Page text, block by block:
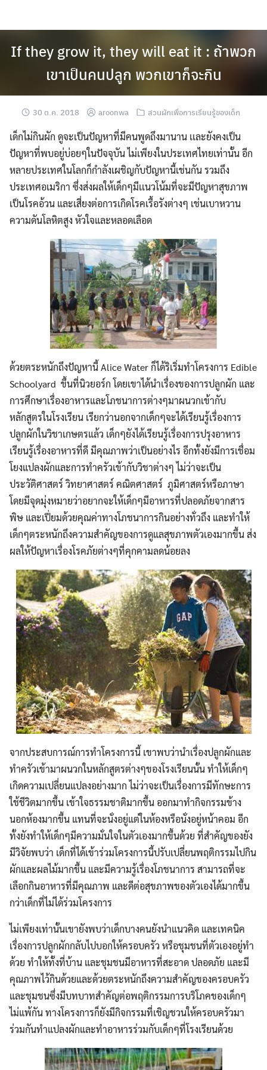
If they grow it, they will eat it : ถ้าพวก
เขาเป็นคนปลูก พวกเขาก็จะกิน
30 ต.ค. 2018 aroonwa สวนผักเพื่อการเรียนรู้ของเด็ก
เด็กไม่กินผัก ดูจะเป็นปัญหาที่มีคนพูดถึงมานาน เเละยังคงเป็น
ปัญหาที่พบอยู่บ่อยๆในปัจจุบัน ไม่เพียงในประเทศไทยเท่านั้น อีก
หลายประเทศในโลกก็กำลังเผชิญกับปัญหานี้เช่นกัน รวมถึง
ประเทศอเมริกา ซึ่งส่งผลให้เด็กๆมีเเนวโน้มที่จะมีปัญหาสุขภาพ
เป็นโรคอ้วน และเสี่ยงต่อการเกิดโรคเรื้อรังต่างๆ เช่นเบาหวาน
ความดันโลหิตสูง หัวใจและหลอดเลือด
ด้วยตระหนักถึงปัญหานี้ Alice Water ก็ได้ริเริ่มทำโครงการ Edible
Schoolyard ขึ้นที่นิวยอร์ก โดยเขาได้นำเรื่องของการปลูกผัก และ
การศึกษาเรื่องอาหารและโภชนาการต่างๆมาผนวกเข้ากับ
หลักสูตรในโรงเรียน เรียกว่านอกจากเด็กๆจะได้เรียนรู้เรื่องการ
ปลูกผักในวิชาเกษตรแล้ว เด็กๆยังได้เรียนรู้เรื่องการปรุงอาหาร
เรียนรู้เรื่องอาหารที่ดี มีคุณภาพว่าเป็นอย่างไร อีกทั้งยังมีการเชื่อม
โยงแปลงผักและการทำครัวเข้ากับวิชาต่างๆ ไม่ว่าจะเป็น
ประวัติศาสตร์ วิทยาศาสตร์ คณิตศาสตร์ ภูมิศาสตร์หรือภาษา
โดยมีจุดมุ่งหมายว่าอยากจะให้เด็กๆมีอาหารที่ปลอดภัยจากสาร
พิษ และเปี่ยมด้วยคุณค่าทางโภชนาการกินอย่างทั่วถึง และทำให้
เด็กๆตระหนักถึงความสำคัญของการดูแลสุขภาพตัวเองมากขึ้น ส่ง
ผลให้ปัญหาเรื่องโรคภัยต่างๆที่คุกคามลดน้อยลง
จากประสบการณ์การทำโครงการนี้ เขาพบว่านำเรื่องปลูกผักและ
ทำครัวเข้ามาผนวกในหลักสูตรต่างๆของโรงเรียนนั้น ทำให้เด็กๆ
เกิดความเปลี่ยนแปลงอย่างมาก ไม่ว่าจะเป็นเรื่องการมีทักษะการ
ใช้ชีวิตมากขึ้น เข้าใจธรรมชาติมากขึ้น ออกมาทำกิจกรรมข้าง
นอกห้องมากขึ้น แทนที่จะนั่งอยู่แต่ในห้องหรือนั่งอยู่หน้าคอม อีก
ทั้งยังทำให้เด็กๆมีความมั่นใจในตัวเองมากขึ้นด้วย ที่สำคัญของยัง
มีวิจัยพบว่า เด็กที่ได้เข้าร่วมโครงการนี้ปรับเปลี่ยนพฤติกรรมไปกิน
ผักและผลไม้มากขึ้น และมีความรู้เรื่องโภชนาการ สามารถที่จะ
เลือกกินอาหารที่มีคุณภาพ และดีต่อสุขภาพของตัวเองได้มากขึ้น
กว่าเด็กที่ไม่ได้ร่วมโครงการ
ไม่เพียงเท่านั้นเขายังพบว่าเด็กบางคนยังนำแนวคิด และเทคนิค
เรื่องการปลูกผักกลับไปบอกให้ครอบครัว หรือชุมชนที่ตัวเองอยู่ทำ
ด้วย ทำให้ทั้งที่บ้าน และชุมชนมีอาหารที่สะอาด ปลอดภัย และมี
คุณภาพไว้กินด้วยและด้วยตระหนักถึงความสำคัญของครอบครัว
และชุมชนซึ่งมีบทบาทสำคัญต่อพฤติกรรมการบริโภคของเด็กๆ
ไม่แพ้กัน ทางโครงการก็ยังมีกิจกรรมที่เชิญชวนให้ครอบครัวมา
ร่วมกันทำแปลงผักและทำอาหารร่วมกับเด็กๆที่โรงเรียนด้วย